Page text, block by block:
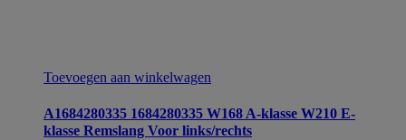
Toevoegen aan winkelwagen
A1684280335 1684280335 W168 A-klasse W210 E-
klasse Remslang Voor links/rechts